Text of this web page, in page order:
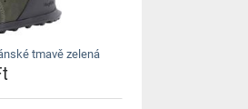
tmavě zelená